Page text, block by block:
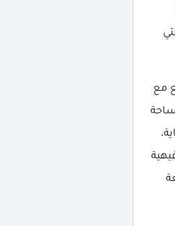
فدان بعمق يصل الي 750 متر مربع مع
المساحة